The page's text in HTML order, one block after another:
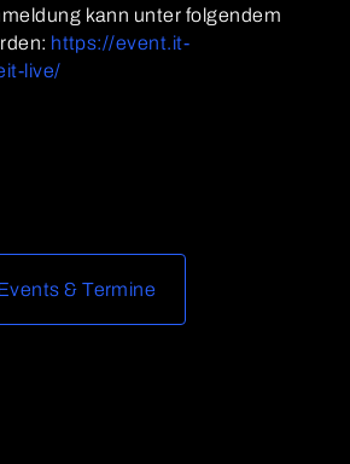
kann unter folgendem
https://event.it-
live/
& Termine